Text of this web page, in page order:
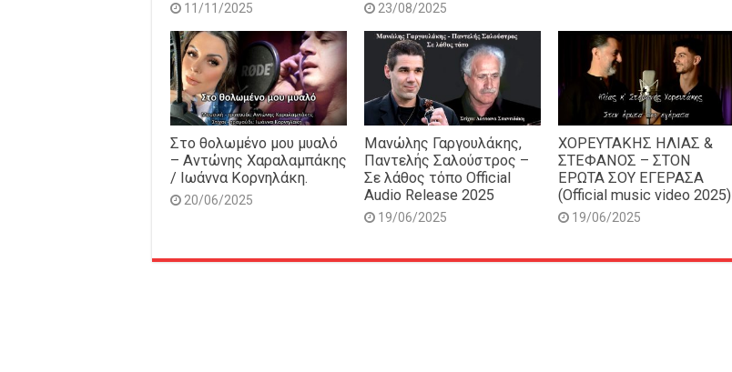
11/11/2025 23/08/2025
Στο θολωμένο μου μυαλό
– Αντώνης Χαραλαμπάκης
/ Ιωάννα Κορνηλάκη.
20/06/2025
Μανώλης Γαργουλάκης,
Παντελής Σαλούστρος –
Σε λάθος τόπο Official
Audio Release 2025
19/06/2025
ΧΟΡΕΥΤΑΚΗΣ ΗΛΙΑΣ &
ΣΤΕΦΑΝΟΣ – ΣΤΟΝ
ΕΡΩΤΑ ΣΟΥ ΕΓΕΡΑΣΑ
(Official music video 2025)
19/06/2025